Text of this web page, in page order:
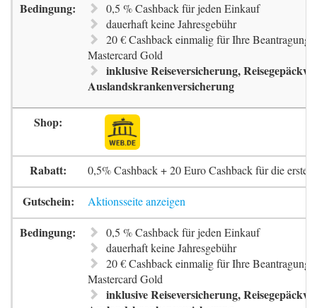
0,5 % Cashback für jeden Einkauf
dauerhaft keine Jahresgebühr
20 € Cashback einmalig für Ihre Beantragung
Mastercard Gold
inklusive Reiseversicherung,
Auslandskrankenversicherung
0,5% Cashback + 20 Euro Cashback für die erste
Aktionsseite anzeigen
0,5 % Cashback für jeden Einkauf
dauerhaft keine Jahresgebühr
20 € Cashback einmalig für Ihre Beantragung
Mastercard Gold
inklusive Reiseversicherung,